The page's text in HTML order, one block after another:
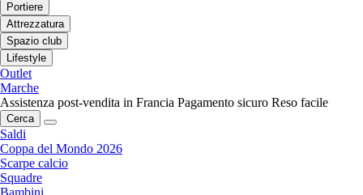
Portiere
Attrezzatura
Spazio club
Lifestyle
Outlet
Marche
Assistenza post-vendita in Francia Pagamento sicuro Reso facile
Cerca
Saldi
Coppa del Mondo 2026
Scarpe calcio
Squadre